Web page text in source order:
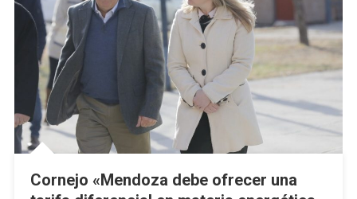
Cornejo «Mendoza debe ofrecer una